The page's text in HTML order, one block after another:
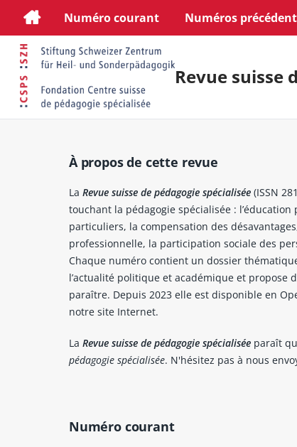
Numéro courant Numéros
Revue suisse
À propos de cette revue
LaRevue suisse de pédagogie spécialisée (ISSN
touchant la pédagogie spécialisée :
particuliers, la compensation des
professionnelle, la participation sociale des
Chaque numéro contient un dossier
l’actualité politique et académique et propose
paraître. Depuis 2023 elle est disponible en
notre site Internet.
LaRevue suisse de pédagogie spécialisée paraît
pédagogie spécialisée. N'hésitez pas à nous
Numéro courant